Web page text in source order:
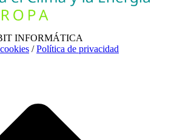
INFORMÁTICA
/Política de privacidad